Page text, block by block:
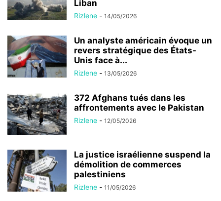
Liban
Rizlene - 14/05/2026
Un analyste américain évoque un
revers stratégique des États-
Unis face à...
Rizlene - 13/05/2026
372 Afghans tués dans les
affrontements avec le Pakistan
Rizlene - 12/05/2026
La justice israélienne suspend la
démolition de commerces
palestiniens
Rizlene - 11/05/2026